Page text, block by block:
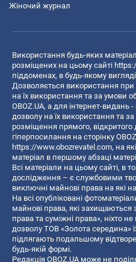
Жіночий журнал
Використання будь-яких
розміщених на цьому сайті
піддоменах, в будь-якому
Дозволяється використання
на їх використання та за умови
OBOZ.UA, а для інтернет-
дозволу на їх використання та
розміщення прямого,
гіперпосилання на сторінку
https://www.obozrevatel.com, на
матеріал в першому абзаці
Всі матеріали на цьому сайті, в
дослідження – є службовими
виключні майнові права на які
На всі опубліковані
майнові права, які захищаються
права та суміжні права», ніхто
дозволу ТОВ «Золота середина»
підлягають подальшому
будь-якій формі.
Редакція OBOZ.UA може не